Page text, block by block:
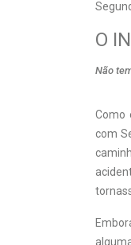
O
Não
Como
com